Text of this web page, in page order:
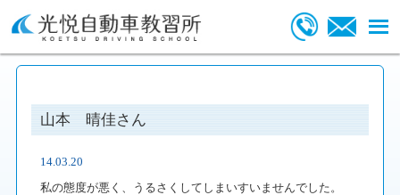
山本 晴佳さん
14.03.20
私の態度が悪く、うるさくしてしまいすいませんでした。